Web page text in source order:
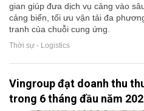
gian giúp đưa dịch vụ cảng vào
cảng biển, tối ưu vận tải đa
tranh của chuỗi cung ứng.
Thời sự - Logistics
Vingroup đạt doanh thu
trong 6 tháng đầu năm